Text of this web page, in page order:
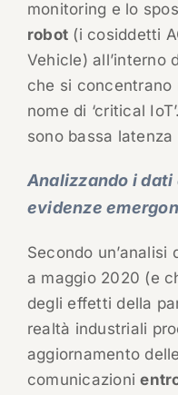
monitoring e lo
robot (i cosiddetti
Vehicle) all’interno
che si concentrano
nome di ‘critical
sono bassa
Analizzando i
evidenze
Secondo un’analisi
a maggio 2020 (e
degli effetti della
realtà industriali
aggiornamento
comunicazioni